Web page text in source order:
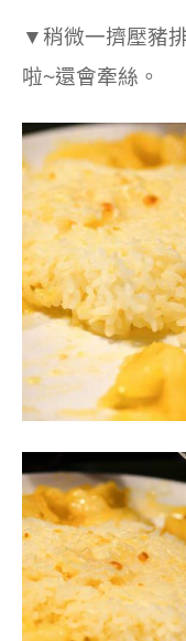
▼稍微一擠壓豬
啦~還會牽絲。